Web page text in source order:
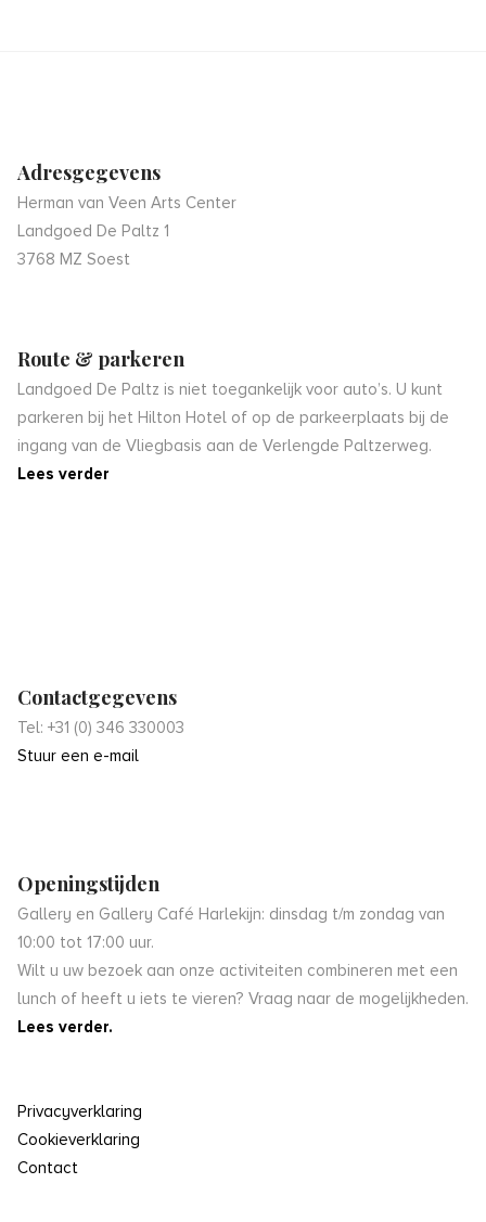
Adresgegevens
Herman van Veen Arts Center
Landgoed De Paltz 1
3768 MZ Soest
Route & parkeren
Landgoed De Paltz is niet toegankelijk voor auto’s. U kunt
parkeren bij het Hilton Hotel of op de parkeerplaats bij de
ingang van de Vliegbasis aan de Verlengde Paltzerweg.
Lees verder
Contactgegevens
Tel: +31 (0) 346 330003
Stuur een e-mail
Openingstijden
Gallery en Gallery Café Harlekijn: dinsdag t/m zondag van
10:00 tot 17:00 uur.
Wilt u uw bezoek aan onze activiteiten combineren met een
lunch of heeft u iets te vieren? Vraag naar de mogelijkheden.
Lees verder.
Privacyverklaring
Cookieverklaring
Contact